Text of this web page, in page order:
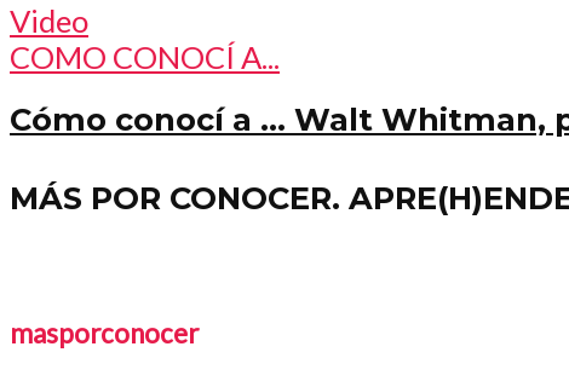
Video
COMO CONOCÍ A...
Cómo conocí a … Walt Whitman,
MÁS POR CONOCER.
masporconocer